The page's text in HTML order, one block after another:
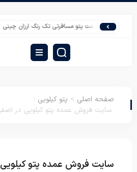
ای | قیمت پتو مسافرتی تک رنگ ارزان چینی
صفحه اصلی > پتو کیلویی :
سایت فروش عمده پتو کیلویی در
سایت فروش عمده پتو